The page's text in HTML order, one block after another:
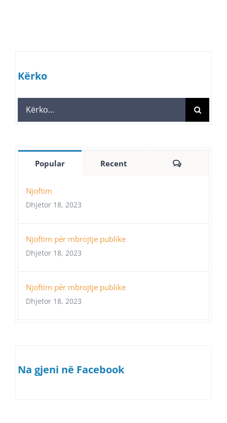
Kërko
Search
for:
Popular Recent Comments
Njoftim
Dhjetor 18, 2023
Njoftim për mbrojtje publike
Dhjetor 18, 2023
Njoftim për mbrojtje publike
Dhjetor 18, 2023
Na gjeni në Facebook